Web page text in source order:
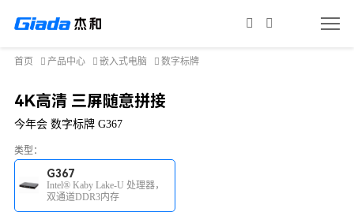
首页 产品中心 嵌入式电脑 数字标牌
4K高清 三屏随意拼接
今年会 数字标牌 G367
类型：
G367
Intel® Kaby Lake-U 处理器，
双通道DDR3内存